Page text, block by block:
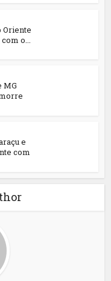
Oriente
o...
MG
e
com